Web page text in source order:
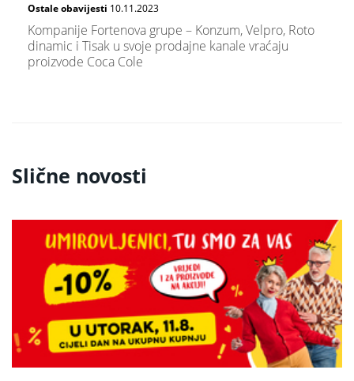
Ostale obavijesti 10.11.2023
Kompanije Fortenova grupe – Konzum, Velpro, Roto
dinamic i Tisak u svoje prodajne kanale vraćaju
proizvode Coca Cole
Slične novosti